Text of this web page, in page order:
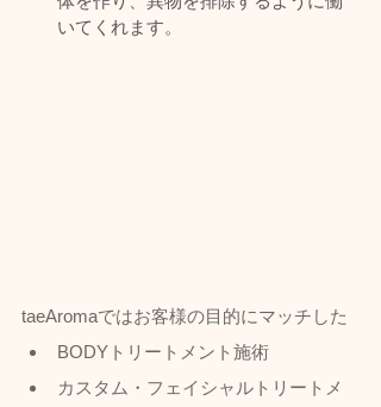
いてくれます。
taeAromaではお客様の目的にマッチした
BODYトリートメント施術
カスタム・フェイシャルトリートメ